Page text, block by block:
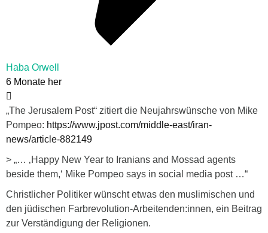
Haba Orwell
6 Monate her
„The Jerusalem Post“ zitiert die Neujahrswünsche von Mike
Pompeo: https://www.jpost.com/middle-east/iran-
news/article-882149
> „… ‚Happy New Year to Iranians and Mossad agents
beside them,‘ Mike Pompeo says in social media post …“
Christlicher Politiker wünscht etwas den muslimischen und
den jüdischen Farbrevolution-Arbeitenden:innen, ein Beitrag
zur Verständigung der Religionen.